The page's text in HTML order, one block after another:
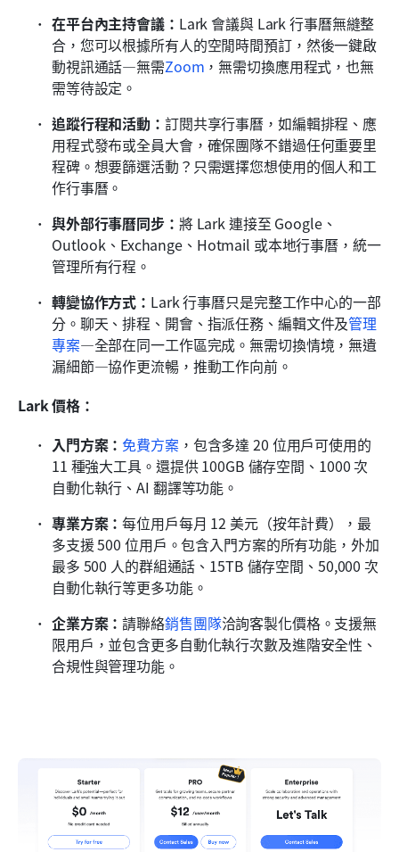
在平台內主持會議： Lark 會議與 Lark 行事曆無縫整
合，您可以根據所有人的空閒時間預訂，然後一鍵啟
動視訊通話—無需Zoom ，無需切換應用程式，也無
需等待設定。
追蹤行程和活動： 訂閱共享行事曆，如編輯排程、應
用程式發布或全員大會，確保團隊不錯過任何重要里
程碑。想要篩選活動？只需選擇您想使用的個人和工
作行事曆。
與外部行事曆同步： 將 Lark 連接至 Google、
Outlook、Exchange、Hotmail 或本地行事曆，統一
管理所有行程。
轉變協作方式： Lark 行事曆只是完整工作中心的一部
分。聊天、排程、開會、指派任務、編輯文件及管理
專案—全部在同一工作區完成。無需切換情境，無遺
漏細節—協作更流暢，推動工作向前。
Lark 價格：
入門方案： 免費方案，包含多達 20 位用戶可使用的
11 種強大工具。還提供 100GB 儲存空間、1000 次
自動化執行、AI 翻譯等功能。
專業方案：每位用戶每月 12 美元（按年計費），最
多支援 500 位用戶。包含入門方案的所有功能，外加
最多 500 人的群組通話、15TB 儲存空間、50,000 次
自動化執行等更多功能。
企業方案：請聯絡銷售團隊洽詢客製化價格。支援無
限用戶，並包含更多自動化執行次數及進階安全性、
合規性與管理功能。